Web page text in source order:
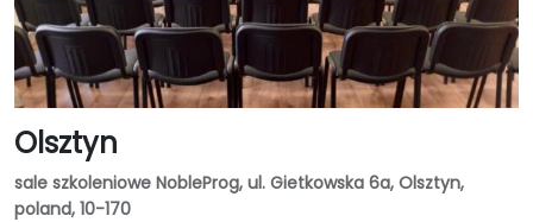
Olsztyn
sale szkoleniowe NobleProg, ul. Gietkowska 6a, Olsztyn,
poland, 10-170